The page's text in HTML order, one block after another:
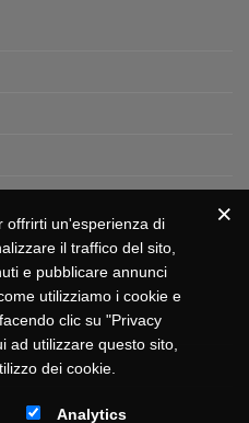
offrirti un'esperienza di
il traffico del sito,
e pubblicare annunci
utilizziamo i cookie e
clic su "Privacy
ad utilizzare questo sito,
dei cookie.
Analytics